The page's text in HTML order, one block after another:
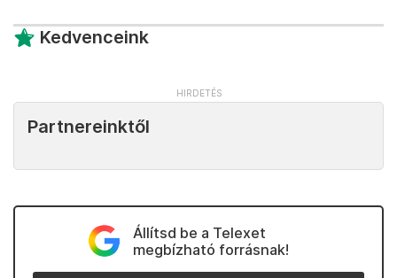
Kedvenceink
Partnereinktől
Állítsd be a Telexet
megbízható forrásnak!